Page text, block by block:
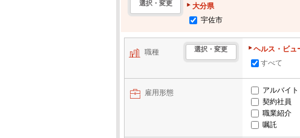
選択・変更
大分県
宇佐市
職種 選択・変更
ヘルス・ビュ
すべて
雇用形態 アルバイト
契約社員
職業紹介
嘱託